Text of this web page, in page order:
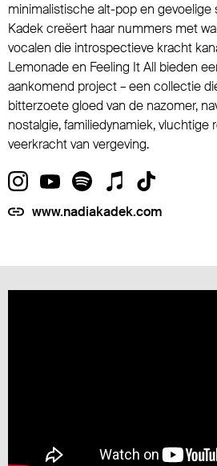
minimalistische alt-pop en gevoelige
Kadek creëert haar nummers met
vocalen die introspectieve kracht
Lemonade en Feeling It All bieden
aankomend project – een collectie
bitterzoete gloed van de nazomer,
nostalgie, familiedynamiek, vluchtige
veerkracht van vergeving.
www.nadiakadek.com